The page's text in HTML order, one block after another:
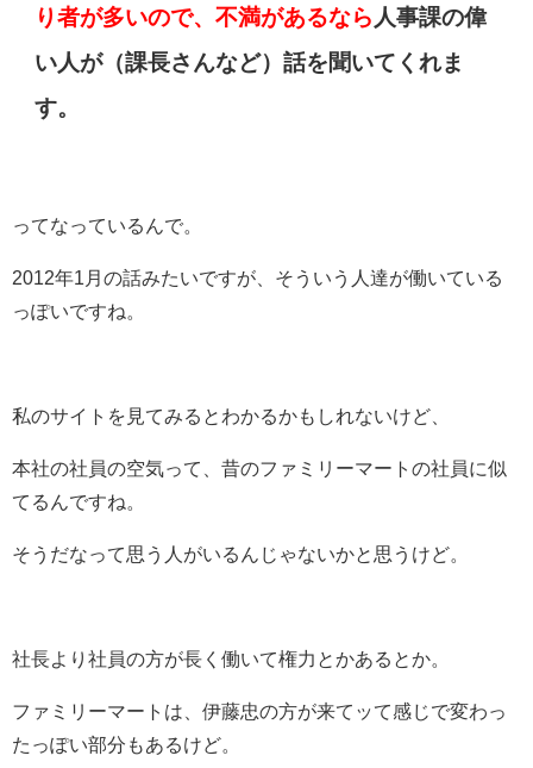
り者が多いので、不満があるなら 人事課の偉
い人が（課長さんなど）話を聞いてくれま
す。
ってなっているんで。
2012年1月の話みたいですが、そういう人達が働いている
っぽいですね。
私のサイトを見てみるとわかるかもしれないけど、
本社の社員の空気って、昔のファミリーマートの社員に似
てるんですね。
そうだなって思う人がいるんじゃないかと思うけど。
社長より社員の方が長く働いて権力とかあるとか。
ファミリーマートは、伊藤忠の方が来てッて感じで変わっ
たっぽい部分もあるけど。